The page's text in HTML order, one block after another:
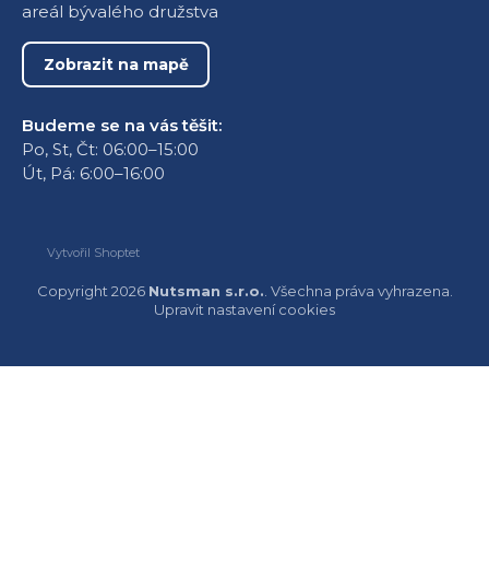
areál bývalého družstva
Zobrazit na mapě
Budeme se na vás těšit:
Po, St, Čt: 06:00–15:00
Út, Pá: 6:00–16:00
Vytvořil Shoptet
Copyright 2026 Nutsman s.r.o. . Všechna práva vyhrazena.
Upravit nastavení cookies